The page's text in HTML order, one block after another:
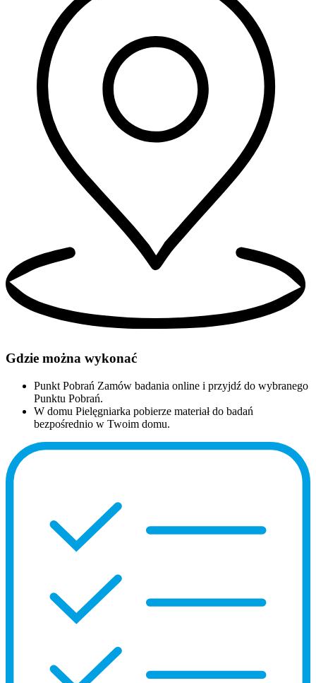
Gdzie można wykonać
Punkt Pobrań Zamów badania online i przyjdź do wybranego
Punktu Pobrań.
W domu Pielęgniarka pobierze materiał do badań
bezpośrednio w Twoim domu.